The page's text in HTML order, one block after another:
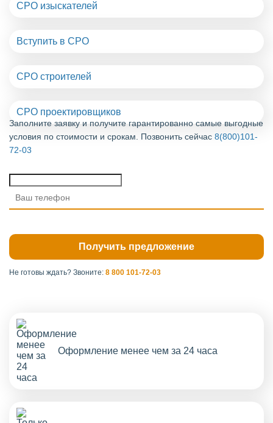
СРО изыскателей
Вступить в СРО
СРО строителей
СРО проектировщиков
Заполните заявку и получите гарантированно самые выгодные
условия по стоимости и срокам. Позвонить сейчас 8(800)101-
72-03
Не готовы ждать? Звоните: 8 800 101-72-03
Оформление менее чем за 24 часа